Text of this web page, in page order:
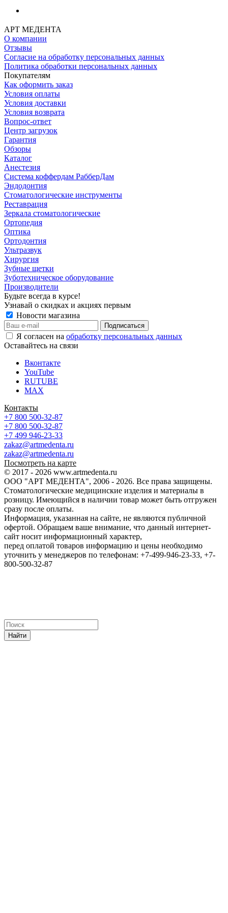
АРТ МЕДЕНТА
О компании
Отзывы
Согласие на обработку персональных данных
Политика обработки персональных данных
Покупателям
Как оформить заказ
Условия оплаты
Условия доставки
Условия возврата
Вопрос-ответ
Центр загрузок
Гарантия
Обзоры
Каталог
Анестезия
Система коффердам РабберДам
Эндодонтия
Стоматологические инструменты
Реставрация
Зеркала стоматологические
Ортопедия
Оптика
Ортодонтия
Ультразвук
Хирургия
Зубные щетки
Зуботехническое оборудование
Производители
Будьте всегда в курсе!
Узнавай о скидках и акциях первым
Новости магазина
Я согласен на обработку персональных данных
Оставайтесь на связи
Вконтакте
YouTube
RUTUBE
MAX
Контакты
+7 800 500-32-87
+7 800 500-32-87
+7 499 946-23-33
zakaz@artmedenta.ru
zakaz@artmedenta.ru
Посмотреть на карте
© 2017 - 2026 www.artmedenta.ru
ООО "АРТ МЕДЕНТА", 2006 - 2026. Все права защищены.
Стоматологические медицинские изделия и материалы в
розницу. Имеющийся в наличии товар может быть отгружен
сразу после оплаты.
Информация, указанная на сайте, не являются публичной
офертой. Обращаем ваше внимание, что данный интернет-
сайт носит информационный характер,
перед оплатой товаров информацию и цены необходимо
уточнить у менеджеров по телефонам: +7-499-946-23-33, +7-
800-500-32-87
Найти